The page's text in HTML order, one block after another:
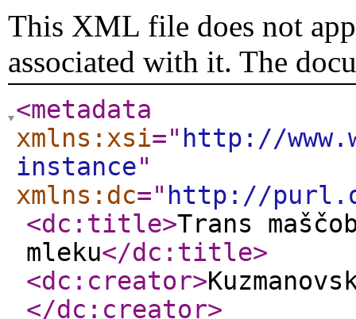
This XML file does not
associated with it. The
<metadata
xmlns:xsi=" http://
instance"
xmlns:dc=" http://
<dc:title>Trans
mleku</dc:title>
<dc:creator>
</dc:creator>